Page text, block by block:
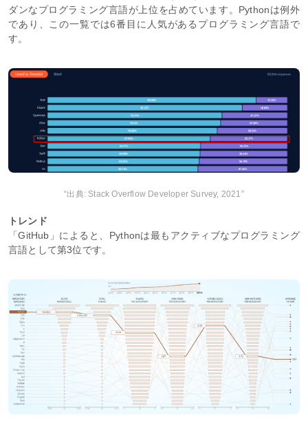
ダンなプログラミング言語が上位を占めています。Pythonは例外
であり、この一覧では6番目に人気があるプログラミング言語で
す。
“出典: Stack Overflow Developer Survey, 2021”
トレンド
「GitHub」によると、Pythonは最もアクティブなプログラミング
言語として第3位です。